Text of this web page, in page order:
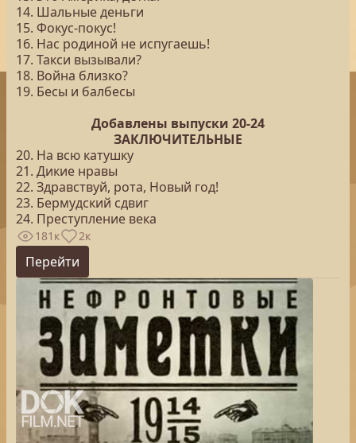
14. Шальные деньги
15. Фокус-покус!
16. Нас родиной не испугаешь!
17. Такси вызывали?
18. Война близко?
19. Бесы и балбесы
Добавлены выпуски 20-24
ЗАКЛЮЧИТЕЛЬНЫЕ
20. На всю катушку
21. Дикие нравы
22. Здравствуй, рота, Новый год!
23. Бермудский сдвиг
24. Преступление века
181к 2к
Перейти